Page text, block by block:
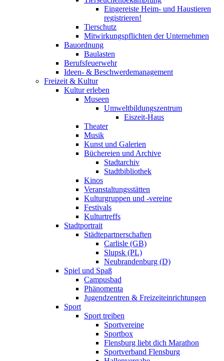
Eingereiste Heim- und Haustieren
registrieren!
Tierschutz
Mitwirkungspflichten der Unternehmen
Bauordnung
Baulasten
Berufsfeuerwehr
Ideen- & Beschwerdemanagement
Freizeit & Kultur
Kultur erleben
Museen
Umweltbildungszentrum
Eiszeit-Haus
Theater
Musik
Kunst und Galerien
Büchereien und Archive
Stadtarchiv
Stadtbibliothek
Kinos
Veranstaltungsstätten
Kulturgruppen und -vereine
Festivals
Kulturtreffs
Stadtportrait
Städtepartnerschaften
Carlisle (GB)
Slupsk (PL)
Neubrandenburg (D)
Spiel und Spaß
Campusbad
Phänomenta
Jugendzentren & Freizeiteinrichtungen
Sport
Sport treiben
Sportvereine
Sportbox
Flensburg liebt dich Marathon
Sportverband Flensburg